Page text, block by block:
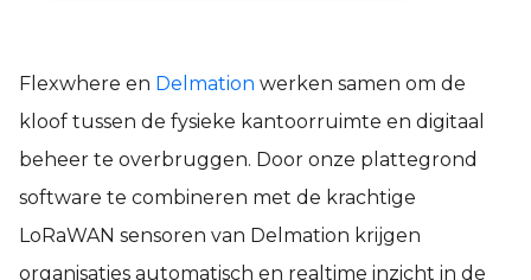
Flexwhere en Delmation werken samen om de
kloof tussen de fysieke kantoorruimte en digitaal
beheer te overbruggen. Door onze plattegrond
software te combineren met de krachtige
LoRaWAN sensoren van Delmation krijgen
organisaties automatisch en realtime inzicht in de